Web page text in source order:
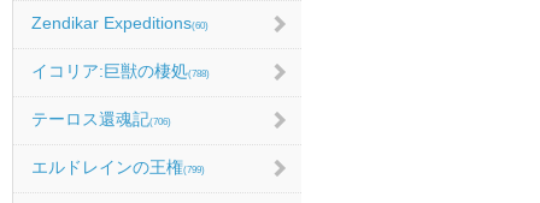
Zendikar Expeditions(60)
イコリア:巨獣の棲処(788)
テーロス還魂記(706)
エルドレインの王権(799)